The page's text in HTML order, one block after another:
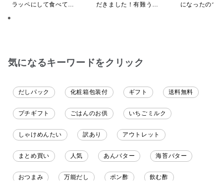
になったので
だきました！有難うご
ラッペにして食べてい
気になるキーワードをクリック
だしパック 化粧箱包装付 ギフト 送料無料
プチギフト ごはんのお供 いちごミルク
しゃけめんたい 訳あり アウトレット
まとめ買い 人気 あんバター 海苔バター
おつまみ 万能だし ポン酢 飲む酢